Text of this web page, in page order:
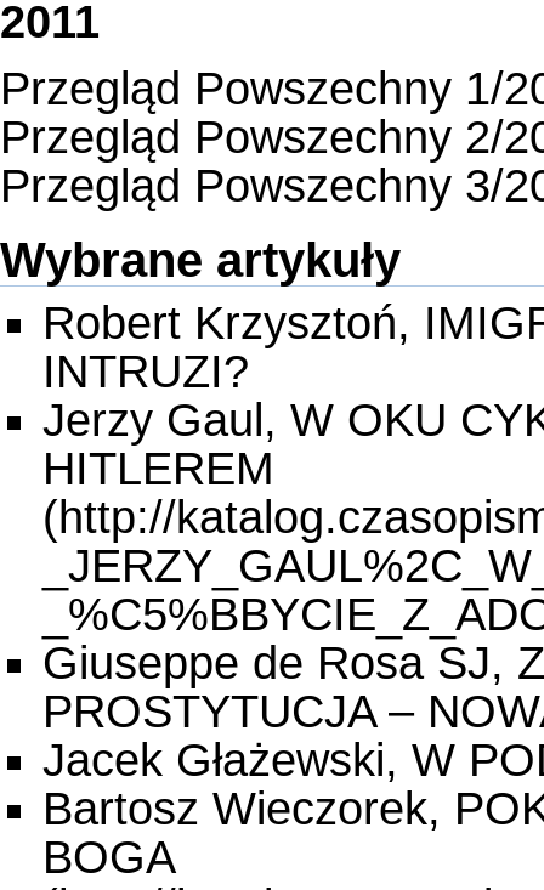
2011
Przegląd Powszechny 1/
Przegląd Powszechny 2/
Przegląd Powszechny 3/
Wybrane artykuły
Robert Krzysztoń,
INTRUZI?
Jerzy Gaul, W OKU
HITLEREM
Giuseppe de Rosa SJ,
PROSTYTUCJA –
Jacek Głażewski, W
Bartosz Wieczorek,
BOGA